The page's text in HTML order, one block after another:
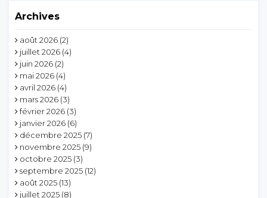
Archives
août 2026 (2)
juillet 2026 (4)
juin 2026 (2)
mai 2026 (4)
avril 2026 (4)
mars 2026 (3)
février 2026 (3)
janvier 2026 (6)
décembre 2025 (7)
novembre 2025 (9)
octobre 2025 (3)
septembre 2025 (12)
août 2025 (13)
juillet 2025 (8)